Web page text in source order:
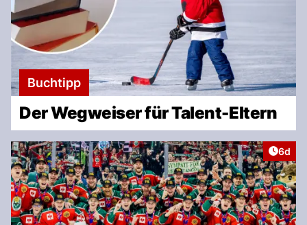
Buchtipp
Der Wegweiser für Talent-Eltern
6d